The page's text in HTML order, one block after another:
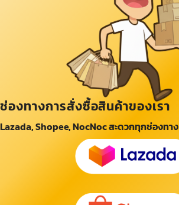
ช่องทางการสั่งซื้อสินค้าของเรา
Lazada, Shopee, NocNoc สะดวกทุกช่องทาง